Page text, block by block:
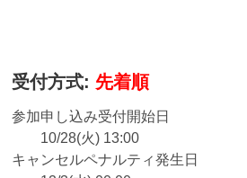
受付方式: 先着順
参加申し込み受付開始日
10/28(火) 13:00
キャンセルペナルティ発生日